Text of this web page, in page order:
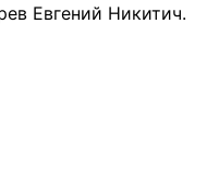
Евгений Никитич.